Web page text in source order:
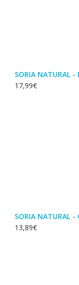
SORIA NATURAL
17,99€
SORIA NATURAL
13,89€